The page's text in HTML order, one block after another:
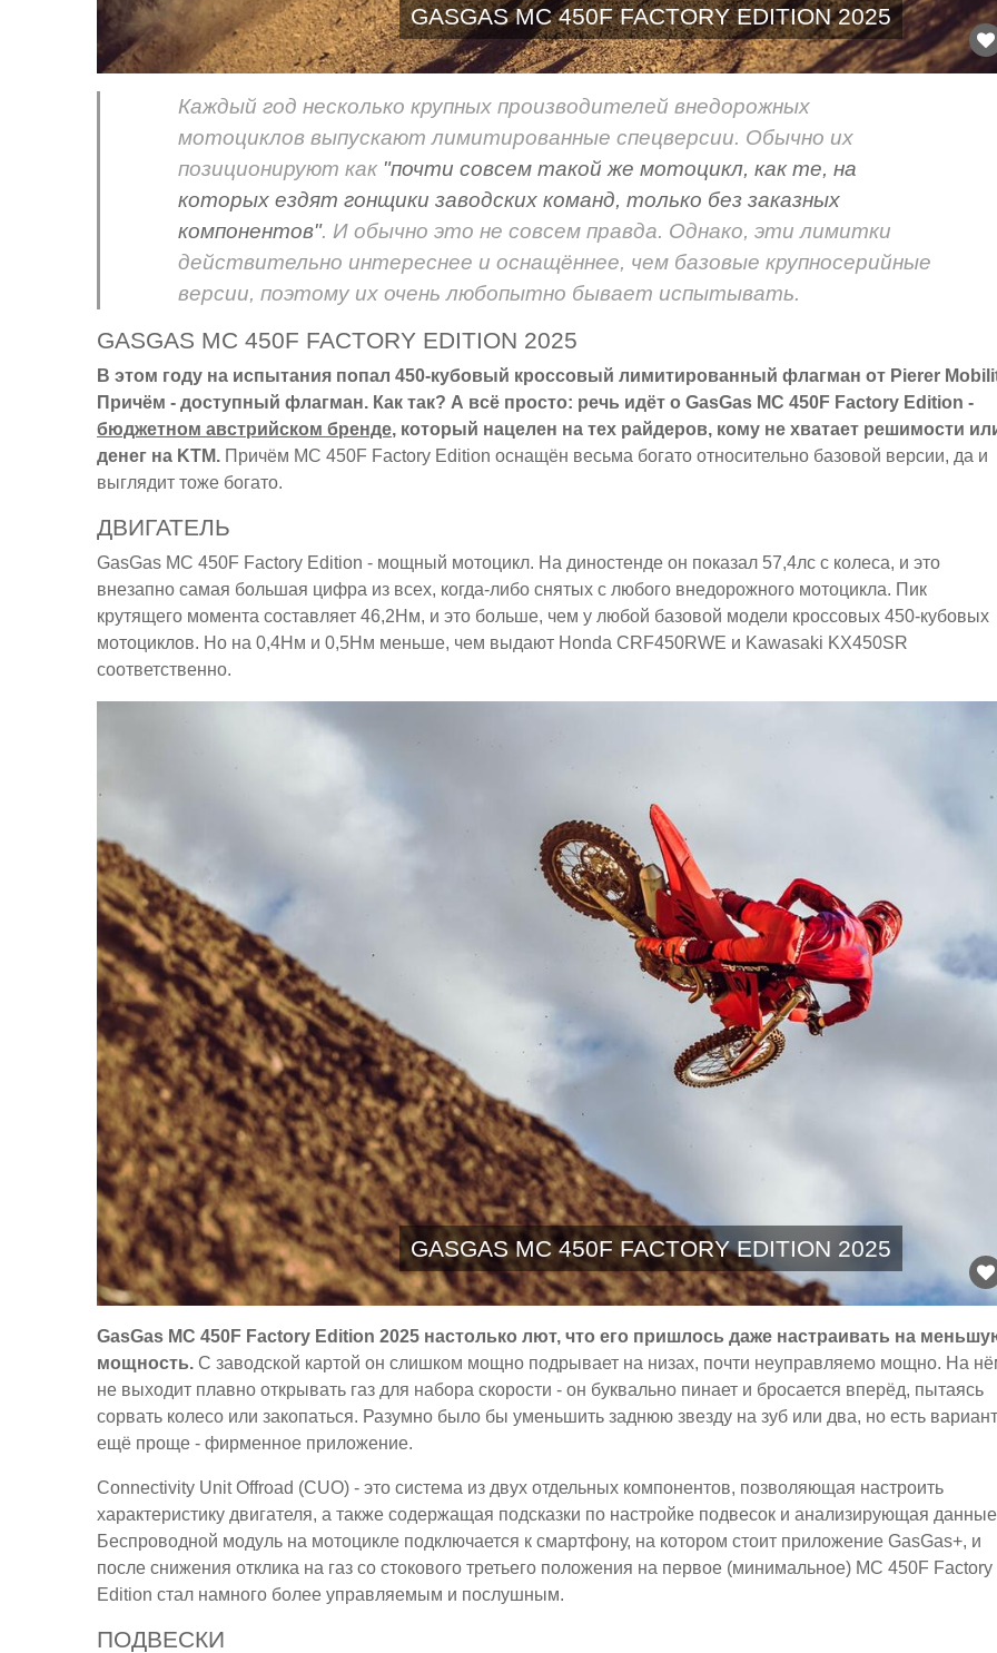
GASGAS MC 450F FACTORY EDITION 2025
Каждый год несколько крупных производителей внедорожных
мотоциклов выпускают лимитированные спецверсии. Обычно их
позиционируют как "почти совсем такой же мотоцикл, как те, на
которых ездят гонщики заводских команд, только без заказных
компонентов". И обычно это не совсем правда. Однако, эти лимитки
действительно интереснее и оснащённее, чем базовые крупносерийные
версии, поэтому их очень любопытно бывает испытывать.
GASGAS MC 450F FACTORY EDITION 2025
В этом году на испытания попал 450-кубовый кроссовый лимитированный флагман от Pierer
Причём - доступный флагман. Как так? А всё просто: речь идёт о GasGas MC 450F Factory Edition -
бюджетном австрийском бренде, который нацелен на тех райдеров, кому не хватает решимости
денег на KTM. Причём MC 450F Factory Edition оснащён весьма богато относительно базовой версии, да и
выглядит тоже богато.
ДВИГАТЕЛЬ
GasGas MC 450F Factory Edition - мощный мотоцикл. На диностенде он показал 57,4лс с колеса, и это
внезапно самая большая цифра из всех, когда-либо снятых с любого внедорожного мотоцикла. Пик
крутящего момента составляет 46,2Нм, и это больше, чем у любой базовой модели кроссовых 450-кубовых
мотоциклов. Но на 0,4Нм и 0,5Нм меньше, чем выдают Honda CRF450RWE и Kawasaki KX450SR
соответственно.
GASGAS MC 450F FACTORY EDITION 2025
GasGas MC 450F Factory Edition 2025 настолько лют, что его пришлось даже настраивать на
мощность. С заводской картой он слишком мощно подрывает на низах, почти неуправляемо мощно. На
не выходит плавно открывать газ для набора скорости - он буквально пинает и бросается вперёд, пытаясь
сорвать колесо или закопаться. Разумно было бы уменьшить заднюю звезду на зуб или два, но есть вариант
ещё проще - фирменное приложение.
Connectivity Unit Offroad (CUO) - это система из двух отдельных компонентов, позволяющая настроить
характеристику двигателя, а также содержащая подсказки по настройке подвесок и анализирующая
Беспроводной модуль на мотоцикле подключается к смартфону, на котором стоит приложение GasGas+, и
после снижения отклика на газ со стокового третьего положения на первое (минимальное) MC 450F Factory
Edition стал намного более управляемым и послушным.
ПОДВЕСКИ